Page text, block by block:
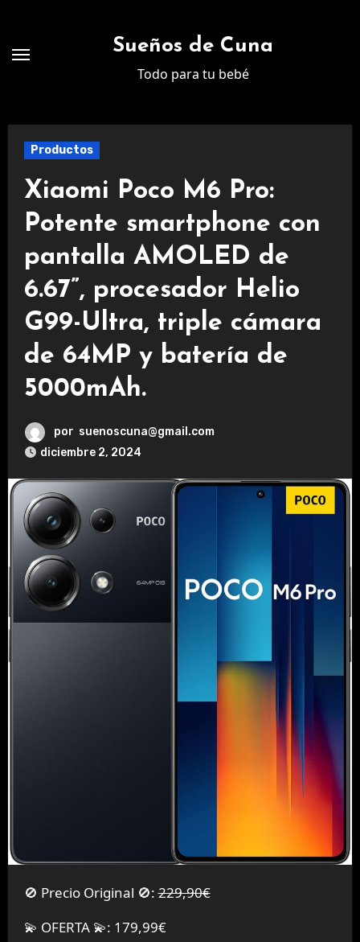
contenido
Sueños de Cuna
Todo para tu bebé
Productos
Xiaomi Poco M6 Pro:
Potente smartphone con
pantalla AMOLED de
6.67”, procesador Helio
G99-Ultra, triple cámara
de 64MP y batería de
5000mAh.
por suenoscuna@gmail.com
diciembre 2, 2024
🚫 Precio Original 🚫:229,90€
💫 OFERTA 💫: 179,99€